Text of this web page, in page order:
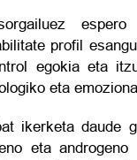
espero
profil
egokia eta
eta
ikerketa daude
eta